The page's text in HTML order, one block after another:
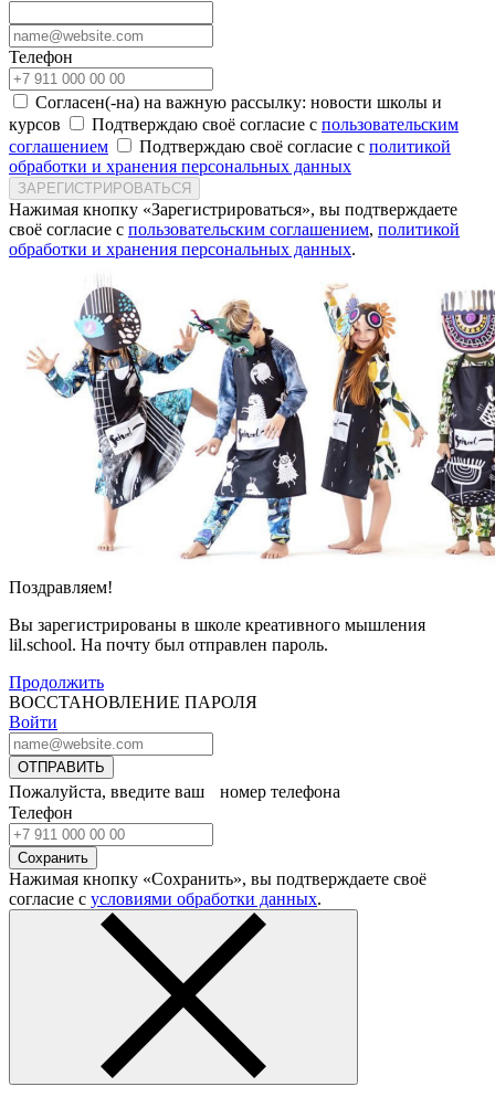
Телефон
Согласен(-на) на важную рассылку: новости школы и
курсов
Подтверждаю своё согласие с пользовательским
соглашением
Подтверждаю своё согласие с политикой
обработки и хранения персональных данных
ЗАРЕГИСТРИРОВАТЬСЯ
Нажимая кнопку «Зарегистрироваться», вы подтверждаете
своё согласие с пользовательским соглашением, политикой
обработки и хранения персональных данных.
Поздравляем!
Вы зарегистрированы в школе креативного мышления
lil.school. На почту был отправлен пароль.
Продолжить
ВОССТАНОВЛЕНИЕ ПАРОЛЯ
Войти
ОТПРАВИТЬ
Пожалуйста, введите ваш номер телефона
Телефон
Сохранить
Нажимая кнопку «Сохранить», вы подтверждаете своё
согласие с условиями обработки данных.